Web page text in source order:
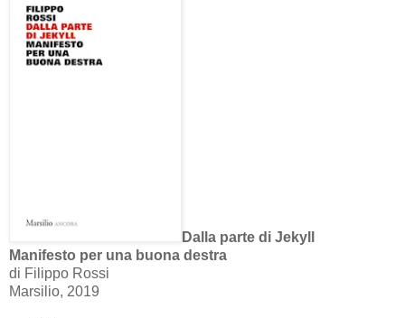
Dalla parte di Jekyll
Manifesto per una buona destra
di Filippo Rossi
Marsilio, 2019